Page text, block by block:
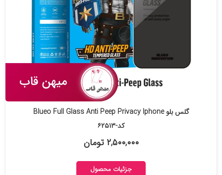
گلس بلو Blueo Full Glass Anti Peep Privacy Iphone
کد-۶۲۵۱۳
۲,۵۰۰,۰۰۰ تومان
جزئیات محصول